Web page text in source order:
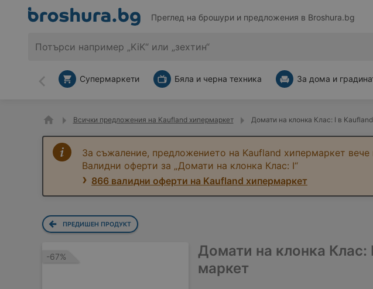
Преглед на брошури и предложения в Broshura.bg
Назад
Супермаркети Бяла и черна техника За дома и
Всички предложения на Kaufland хипермаркет Домати на клонка Клас: I в
За съжаление, предложението на Kaufland хипермаркет вече
Валидни оферти за „Домати на клонка Клас: I“
866 валидни оферти на Kaufland хипермаркет
ПРЕДИШЕН ПРОДУКТ
-67%
Домати на клонка Клас:
маркет